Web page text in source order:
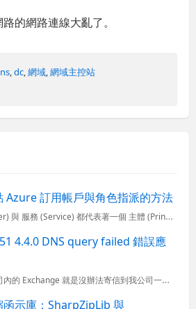
的網路連線大亂了。
,dc ,網域 ,網域主控站
Azure 訂用帳戶與角色指派的方法
在 Azure 所有 使用者 (User) 與 服務 (Service) 都代表著一個 主體 (Principal)，而 Azure 的 RBAC (以角色為主的存取控制) 主要就是針對 主體 (Pr
4.4.0 DNS query failed 錯誤應
前陣子有好長一段時間公司內的 Exchange 就是沒辦法寄信到我公司一個合作夥伴的信箱裡，我公司裡的 Exchange 已經安裝超過5年了，第一次遇到這個問題，而且神奇的是，也只有這個合作夥伴的信箱...
示庫：SharpZipLib 與